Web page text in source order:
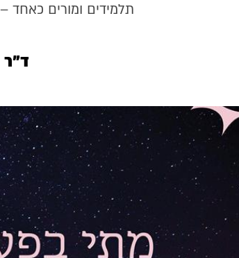
תלמידים ומורים כאחד